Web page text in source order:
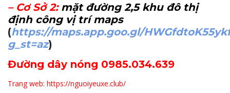
– Cơ Sở 2: mặt đường 2,5 khu đô thị
định công vị trí maps
(https://maps.app.goo.gl/
g_st=az)
Đường dây nóng 0985.034.639
Trang web: https://nguoiyeuxe.club/